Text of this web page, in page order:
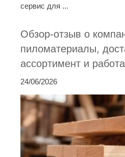
сервис для ...
Обзор-отзыв о
пиломатериалы,
ассортимент и
24/06/2026